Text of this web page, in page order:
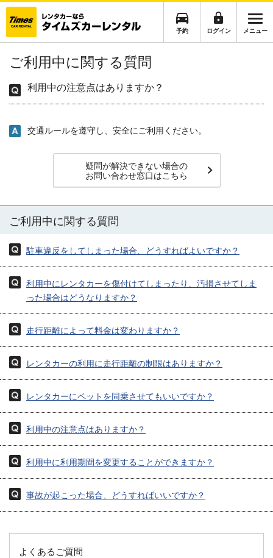
予約 ログイン メニュー
ご利用中に関する質問
利用中の注意点はありますか？
交通ルールを遵守し、安全にご利用ください。
疑問が解決できない場合の
お問い合わせ窓口はこちら
ご利用中に関する質問
駐車違反をしてしまった場合、どうすればよいですか？
利用中にレンタカーを傷付けてしまったり、汚損させてしま
った場合はどうなりますか？
走行距離によって料金は変わりますか？
レンタカーの利用に走行距離の制限はありますか？
レンタカーにペットを同乗させてもいいですか？
利用中の注意点はありますか？
利用中に利用期間を変更することができますか？
事故が起こった場合、どうすればいいですか？
よくあるご質問